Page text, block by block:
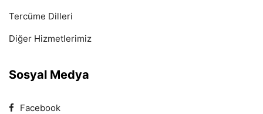
Tercüme Dilleri
Diğer Hizmetlerimiz
Sosyal Medya
Facebook